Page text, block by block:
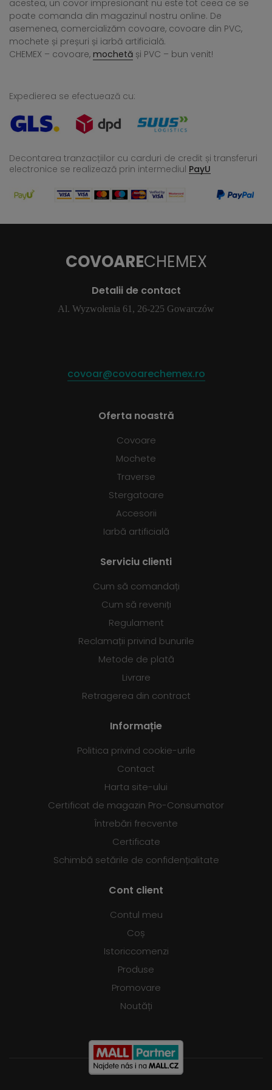
acestea, un covor impresionant nu este tot ceea ce se
poate comanda din magazinul nostru online. De
asemenea, comercializăm covoare, covoare din PVC,
mochete și preșuri și iarbă artificială.
CHEMEX – covoare, mochetă și PVC – bun venit!
Expedierea se efectuează cu:
Decontarea tranzacțiilor cu carduri de credit și transferuri
electronice se realizează prin intermediul PayU
COVOARECHEMEX
Detalii de contact
Al. Wyzwolenia 61, 26-225 Gowarczów
covoar@covoarechemex.ro
Oferta noastră
Covoare
Mochete
Traverse
Stergatoare
Accesorii
Iarbă artificială
Serviciu clienti
Cum să comandați
Cum să reveniți
Regulament
Reclamații privind bunurile
Metode de plată
Livrare
Retragerea din contract
Informație
Politica privind cookie-urile
Contact
Harta site-ului
Certificat de magazin Pro-Consumator
Întrebări frecvente
Certificate
Schimbă setările de confidențialitate
Cont client
Contul meu
Coș
Istoriccomenzi
Produse
Promovare
Noutăți